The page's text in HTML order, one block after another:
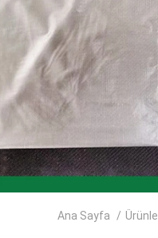
Ana Sayfa /